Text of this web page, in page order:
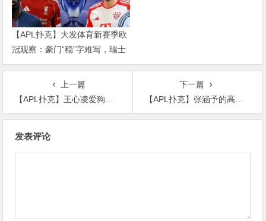
【APL扑克】大发体育新赛季欧
冠观察：豪门“稳”字难写，瑞士
轮赛制让每一场都变成生死
上一篇
【APL扑克】王心凌爱狗去世伤心欲绝，整整陪伴13年
下一篇
【APL扑克】张涵予的高价肌肉，败给了亮剑当中的骑兵连连长孙德胜！
发表评论